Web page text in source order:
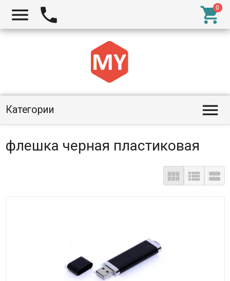
  
Категории 
флешка черная пластиковая
  